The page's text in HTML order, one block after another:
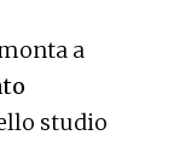
a
studio